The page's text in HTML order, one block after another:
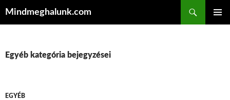
Mindmeghalunk.com
Egyéb kategória bejegyzései
EGYÉB